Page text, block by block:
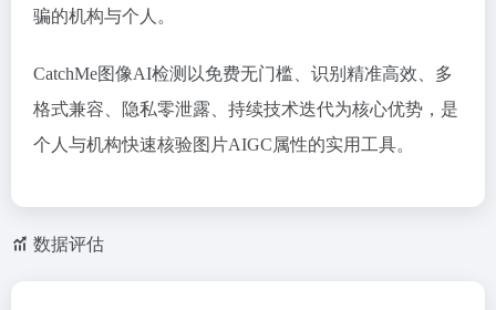
骗的机构与个人。
CatchMe图像AI检测以免费无门槛、识别精准高效、多
格式兼容、隐私零泄露、持续技术迭代为核心优势，是
个人与机构快速核验图片AIGC属性的实用工具。
数据评估